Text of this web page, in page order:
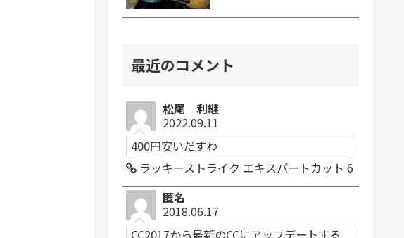
最近のコメント
松尾 利継
2022.09.11
400円安いだすわ
ラッキーストライク エキスパートカット 6
匿名
2018.06.17
CC2017から最新のCCにアップデートする